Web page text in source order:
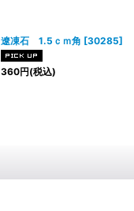
遼凍石 1.5ｃｍ角 [30285]
360円(税込)